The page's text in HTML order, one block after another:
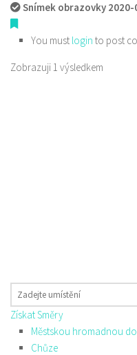
Snímek obrazovky
You must login to post
Zobrazuji 1 výsledkem
Získat Směry
Městskou hromadnou
Chůze